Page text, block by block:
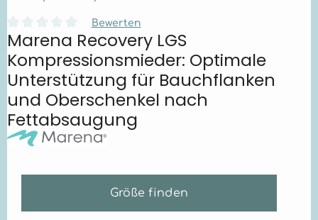
Durchschnittliche Bewertung von 0 von 5 Sternen
Bewerten
Marena Recovery LGS
Kompressionsmieder: Optimale
Unterstützung für Bauchflanken
und Oberschenkel nach
Fettabsaugung
Größe finden